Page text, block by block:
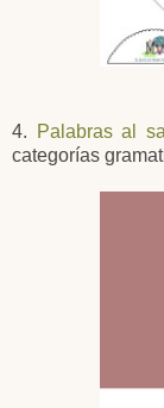
4. Palabras al
categorías